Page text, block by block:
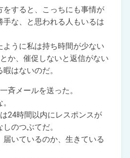
すると、こっちにも事情が
手な、と思われる人もいるは
うに私は持ち時間が少ない
か、催促しないと返信がない
はないのだ。
斉メールを送った。
24時間以内にレスポンスが
のつぶてだ。
いているのか、生きている